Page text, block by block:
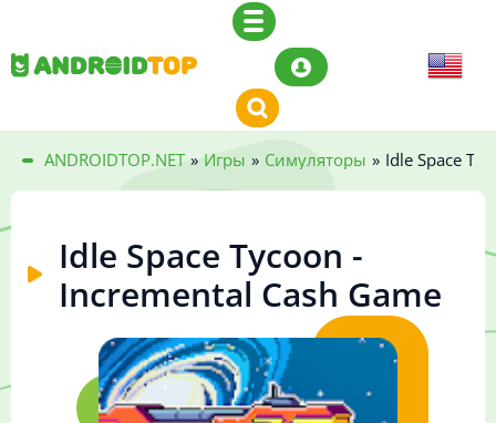
ANDROIDTOP.NET » Игры » Симуляторы » Idle Space
Idle Space Tycoon -
Incremental Cash Game